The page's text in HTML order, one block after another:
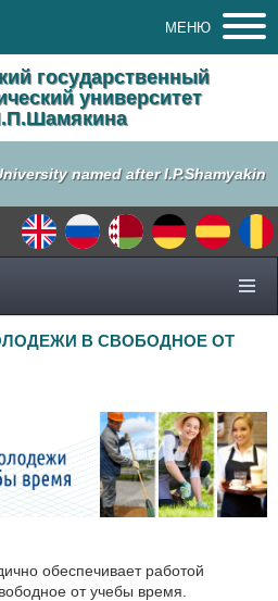
МЕНЮ
государственный
университет
named after I.P.Shamyakin
В СВОБОДНОЕ ОТ
обеспечивает работой
от учебы время.